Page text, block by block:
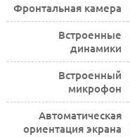
Фронтальная камера
Встроенные
динамики
Встроенный
микрофон
Автоматическая
ориентация экрана